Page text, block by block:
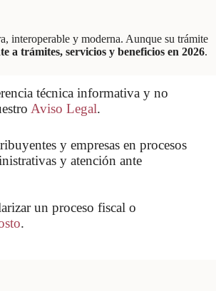
interoperable y moderna. Aunque su trámite
a trámites, servicios y beneficios en 2026.
técnica informativa y no
Aviso Legal.
y empresas en procesos
y atención ante
un proceso fiscal o
.